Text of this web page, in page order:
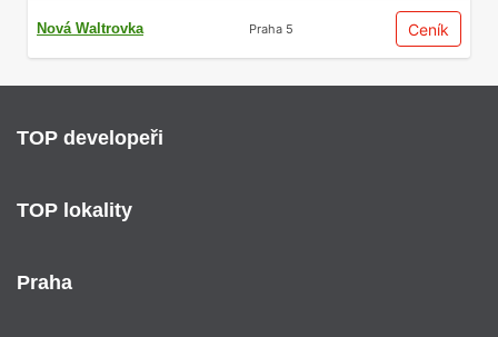
Nová Waltrovka Praha 5 Ceník
TOP developeři
TOP lokality
Praha